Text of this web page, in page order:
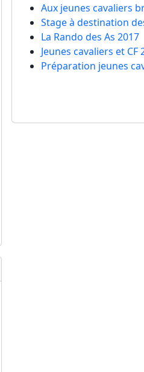
Aux jeunes cavaliers
Stage à destination
La Rando des As 2017
Jeunes cavaliers et CF
Préparation jeunes